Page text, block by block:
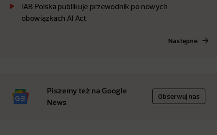
IAB Polska publikuje przewodnik po nowych
obowiązkach AI Act
Następne
Piszemy też na Google
News
Obserwuj nas